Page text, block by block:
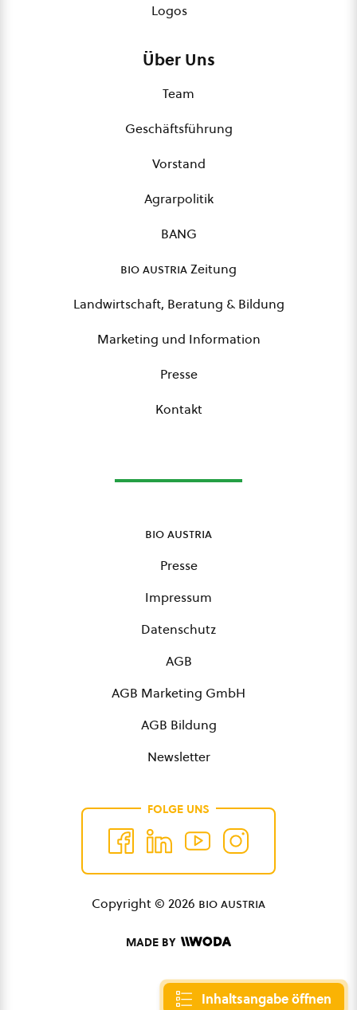
Inhaltsangabe öffnen
Logos
Über Uns
Team
Geschäftsführung
Vorstand
Agrarpolitik
BANG
bio austriaZeitung
Landwirtschaft, Beratung & Bildung
Marketing und Information
Presse
Kontakt
bio austria
Presse
Impressum
Datenschutz
AGB
AGB Marketing GmbH
AGB Bildung
Newsletter
FOLGE UNS
Copyright © 2026 bio austria
MADE BY